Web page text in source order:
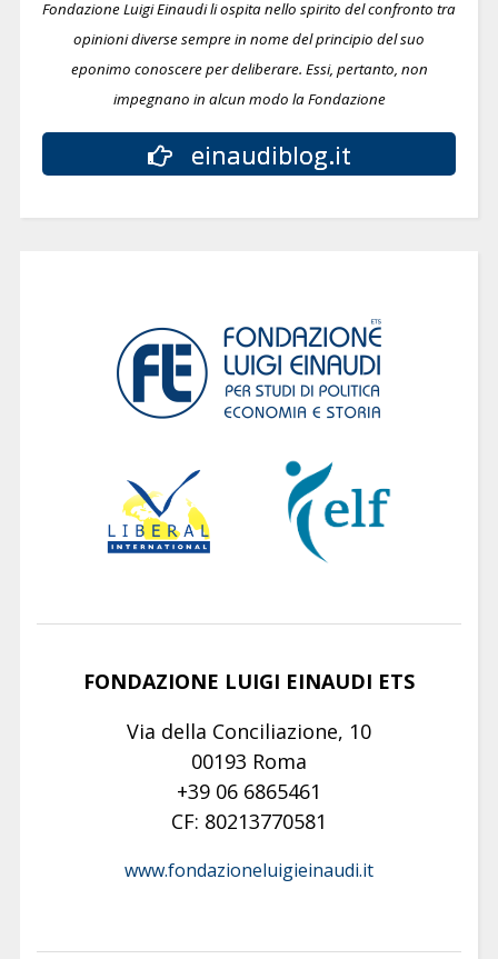
Fondazione Luigi Einaudi li ospita nello spirito del confronto tra
opinioni diverse sempre in nome del principio del suo
eponimo conoscere per deliberare. Essi, pertanto, non
impegnano in alcun modo la Fondazione
einaudiblog.it
FONDAZIONE LUIGI EINAUDI ETS
Via della Conciliazione, 10
00193 Roma
+39 06 6865461
CF: 80213770581
www.fondazioneluigieinaudi.it